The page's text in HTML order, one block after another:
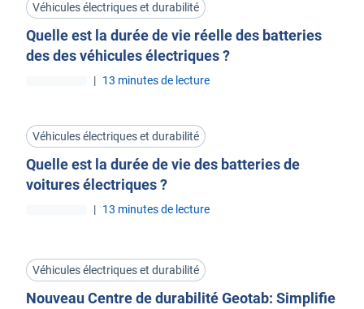
Véhicules électriques et durabilité
Quelle est la durée de vie réelle des batteries
des des véhicules électriques ?
| 13 minutes de lecture
Véhicules électriques et durabilité
Quelle est la durée de vie des batteries de
voitures électriques ?
| 13 minutes de lecture
Véhicules électriques et durabilité
Nouveau Centre de durabilité Geotab: Simplifie